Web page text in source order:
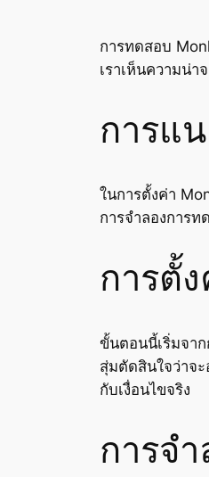
การทดสอบ
เราเห็นความน่
การแ
ในการตั้งค่า
การจำลองการ
การตั้
ขั้นตอนนี้เริ่มจา
สุ่มตัดสินใจว่าจ
กับเงื่อนไขจริง
การจ